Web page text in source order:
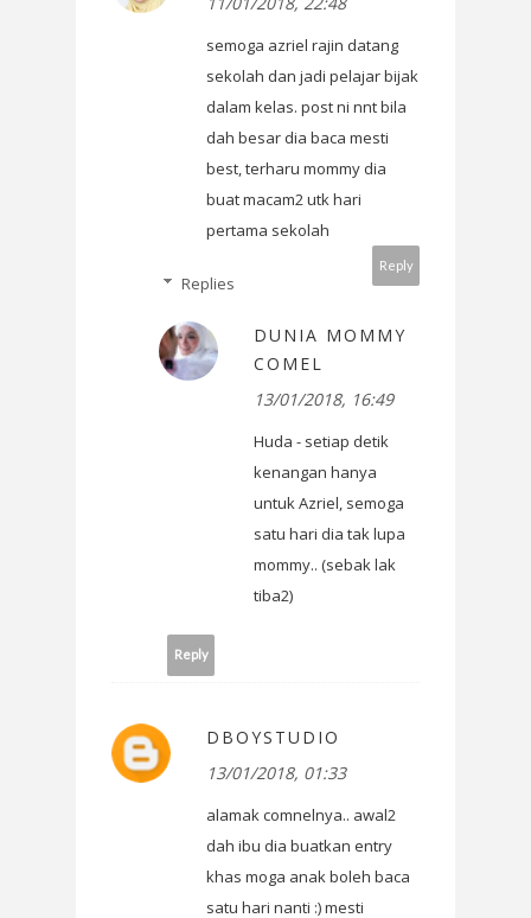
semoga azriel rajin datang
sekolah dan jadi pelajar bijak
dalam kelas. post ni nnt bila
dah besar dia baca mesti
best, terharu mommy dia
buat macam2 utk hari
pertama sekolah
Reply
Replies
DUNIA MOMMY
COMEL
13/01/2018, 16:49
Huda - setiap detik
kenangan hanya
untuk Azriel, semoga
satu hari dia tak lupa
mommy.. (sebak lak
tiba2)
Reply
DBOYSTUDIO
13/01/2018, 01:33
alamak comnelnya.. awal2
dah ibu dia buatkan entry
khas moga anak boleh baca
satu hari nanti :) mesti